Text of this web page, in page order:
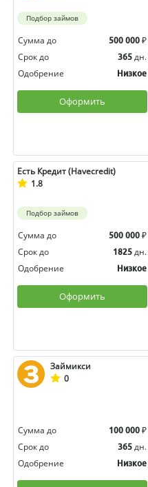
Подбор займов
Сумма до 500 000 ₽
Срок до
365 дн.
Одобрение
Низкое
Оформить
Есть Кредит (Havecredit)
1.8
Подбор займов
Сумма до 500 000 ₽
Срок до
1825 дн.
Одобрение
Низкое
Оформить
Займикси
0
Сумма до 100 000 ₽
Срок до
365 дн.
Одобрение
Низкое